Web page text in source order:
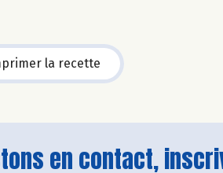
la recette
en contact,